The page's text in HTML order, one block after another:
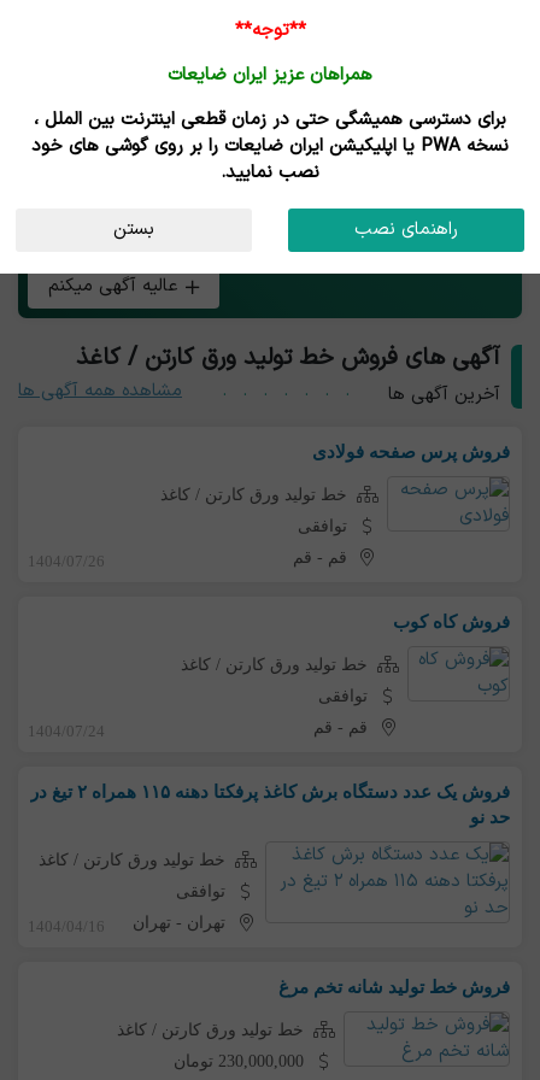
خط تولید کارتن / کاغذ
هر چی بار خط تولید ورق کارتن / کاغذ داری همین الان رایگان
آگهی کن و طعم تجارت آنلاین رو بچش!
عالیه آگهی میکنم
آگهی های فروش خط تولید ورق کارتن / کاغذ
آخرین آگهی ها مشاهده همه آگهی ها
فروش پرس صفحه فولادی
خط تولید ورق کارتن / کاغذ
توافقی
قم - قم 1404/07/26
فروش کاه کوب
خط تولید ورق کارتن / کاغذ
توافقی
قم - قم 1404/07/24
فروش یک عدد دستگاه برش کاغذ پرفکتا دهنه ۱۱۵ همراه ۲ تیغ در
حد نو
خط تولید ورق کارتن / کاغذ
توافقی
تهران - تهران 1404/04/16
فروش خط تولید شانه تخم مرغ
خط تولید ورق کارتن / کاغذ
230,000,000 تومان
**توجه**
همراهان عزیز ایران ضایعات
برای دسترسی همیشگی حتی در زمان قطعی اینترنت بین الملل ،
نسخه PWA یا اپلیکیشن ایران ضایعات را بر روی گوشی های خود
نصب نمایید.
راهنمای نصب بستن